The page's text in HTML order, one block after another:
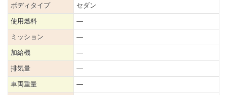
ボディタイプ セダン
使用燃料 ―
ミッション ―
加給機 ―
排気量 ―
車両重量 ―